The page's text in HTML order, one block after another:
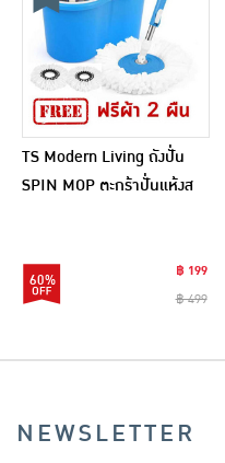
TS Modern Living ถังปั่น
SPIN MOP ตะกร้าปั่นแห้งส
60%
฿ 199
฿ 499
NEWSLETTER